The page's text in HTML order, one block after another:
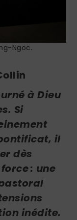
Ngoc.
à Dieu
Si
il
dès
: une
inédite.